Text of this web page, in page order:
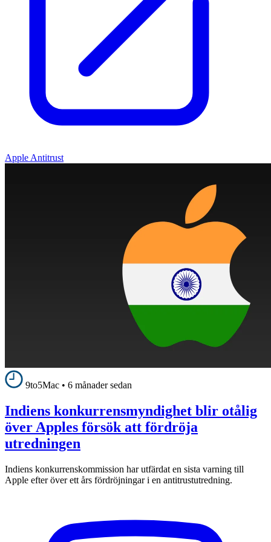
Apple Antitrust
9to5Mac • 6 månader sedan
Indiens konkurrensmyndighet blir otålig
över Apples försök att fördröja
utredningen
Indiens konkurrenskommission har utfärdat en sista varning till
Apple efter över ett års fördröjningar i en antitrustutredning.